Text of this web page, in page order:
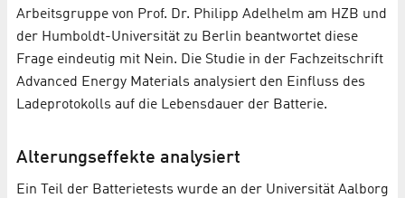
Arbeitsgruppe von Prof. Dr. Philipp Adelhelm am HZB und
der Humboldt-Universität zu Berlin beantwortet diese
Frage eindeutig mit Nein. Die Studie in der Fachzeitschrift
Advanced Energy Materials analysiert den Einfluss des
Ladeprotokolls auf die Lebensdauer der Batterie.
Alterungseffekte analysiert
Ein Teil der Batterietests wurde an der Universität Aalborg